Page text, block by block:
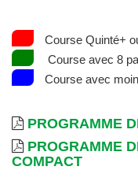
Course Quinté+
Course avec 8
Course avec
PROGRAMME
PROGRAMME
COMPACT